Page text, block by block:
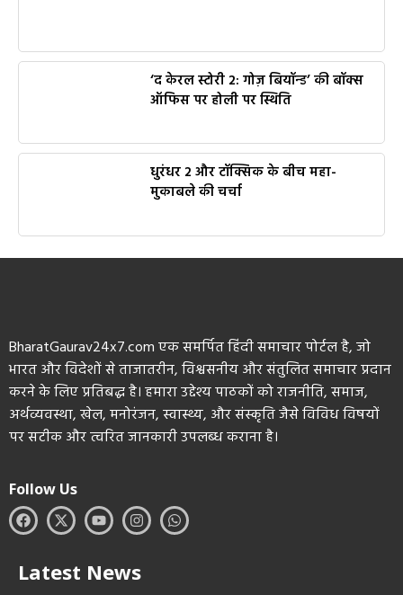
‘द केरल स्टोरी 2: गोज़ बियॉन्ड’ की बॉक्स
ऑफिस पर होली पर स्थिति
धुरंधर 2 और टॉक्सिक के बीच महा-
मुकाबले की चर्चा
BharatGaurav24x7.com एक समर्पित हिंदी समाचार पोर्टल है, जो
भारत और विदेशों से ताजातरीन, विश्वसनीय और संतुलित समाचार प्रदान
करने के लिए प्रतिबद्ध है। हमारा उद्देश्य पाठकों को राजनीति, समाज,
अर्थव्यवस्था, खेल, मनोरंजन, स्वास्थ्य, और संस्कृति जैसे विविध विषयों
पर सटीक और त्वरित जानकारी उपलब्ध कराना है।
Follow Us
Latest News